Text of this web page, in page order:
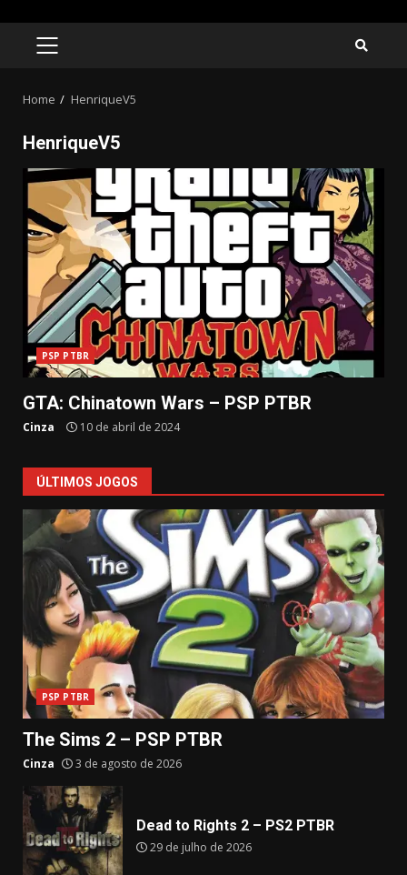
PRIMARY
Home HenriqueV5
HenriqueV5
PSP PTBR
GTA: Chinatown Wars – PSP PTBR
Cinza 10 de abril de 2024
ÚLTIMOS JOGOS
PSP PTBR
The Sims 2 – PSP PTBR
Cinza 3 de agosto de 2026
Dead to Rights 2 – PS2 PTBR
29 de julho de 2026